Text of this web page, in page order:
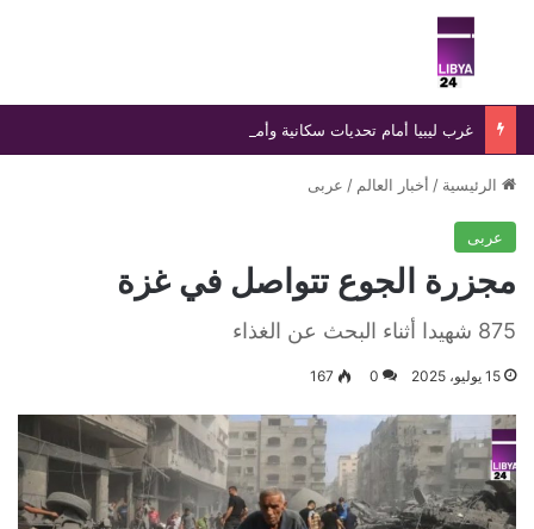
بحث عن
غرب ليبيا أمام تحديات سكانية وأمنية متصاعدة
الرئيسية / أخبار العالم / عربى
عربى
مجزرة الجوع تتواصل في غزة
875 شهيدا أثناء البحث عن الغذاء
15 يوليو، 2025 0
167